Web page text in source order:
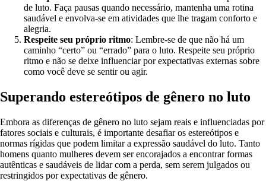
de luto. Faça pausas quando necessário, mantenha uma rotina
saudável e envolva-se em atividades que lhe tragam conforto e
alegria.
Respeite seu próprio ritmo: Lembre-se de que não há um
caminho “certo” ou “errado” para o luto. Respeite seu próprio
ritmo e não se deixe influenciar por expectativas externas sobre
como você deve se sentir ou agir.
Superando estereótipos de gênero no luto
Embora as diferenças de gênero no luto sejam reais e influenciadas por
fatores sociais e culturais, é importante desafiar os estereótipos e
normas rígidas que podem limitar a expressão saudável do luto. Tanto
homens quanto mulheres devem ser encorajados a encontrar formas
autênticas e saudáveis de lidar com a perda, sem serem julgados ou
restringidos por expectativas de gênero.